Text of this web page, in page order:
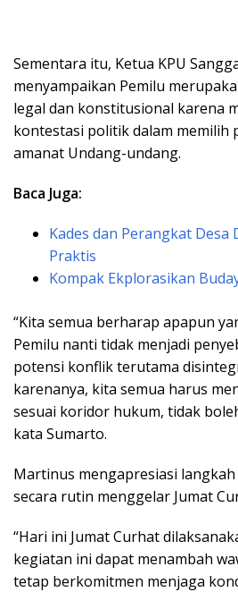
Sementara itu, Ketua KPU
menyampaikan Pemilu
legal dan konstitusional karena
kontestasi politik dalam memilih
amanat Undang-undang.
Baca Juga:
Kades dan Perangkat
Praktis
Kompak Ekplorasikan
“Kita semua berharap apapun
Pemilu nanti tidak menjadi
potensi konflik terutama
karenanya, kita semua harus
sesuai koridor hukum, tidak
kata Sumarto.
Martinus mengapresiasi
secara rutin menggelar Jumat
“Hari ini Jumat Curhat
kegiatan ini dapat menambah
tetap berkomitmen menjaga